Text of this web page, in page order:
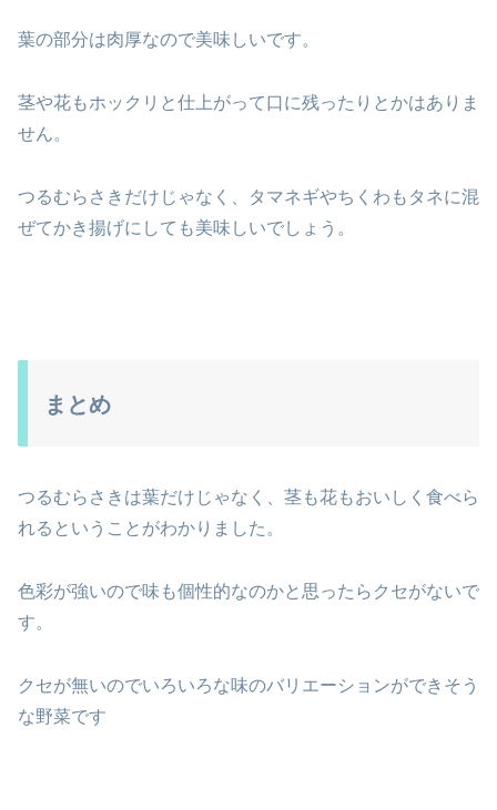
葉の部分は肉厚なので美味しいです。
茎や花もホックリと仕上がって口に残ったりとかはありま
せん。
つるむらさきだけじゃなく、タマネギやちくわもタネに混
ぜてかき揚げにしても美味しいでしょう。
まとめ
つるむらさきは葉だけじゃなく、茎も花もおいしく食べら
れるということがわかりました。
色彩が強いので味も個性的なのかと思ったらクセがないで
す。
クセが無いのでいろいろな味のバリエーションができそう
な野菜です